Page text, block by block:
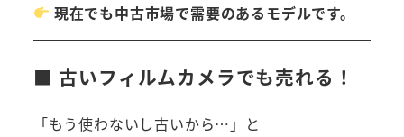
現在でも中古市場で需要のあるモデルです。
■ 古いフィルムカメラでも売れる！
「もう使わないし古いから…」と